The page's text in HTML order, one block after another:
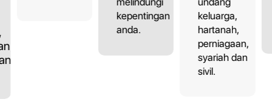
kepentingan
anda.
keluarga,
hartanah,
perniagaan,
syariah dan
sivil.